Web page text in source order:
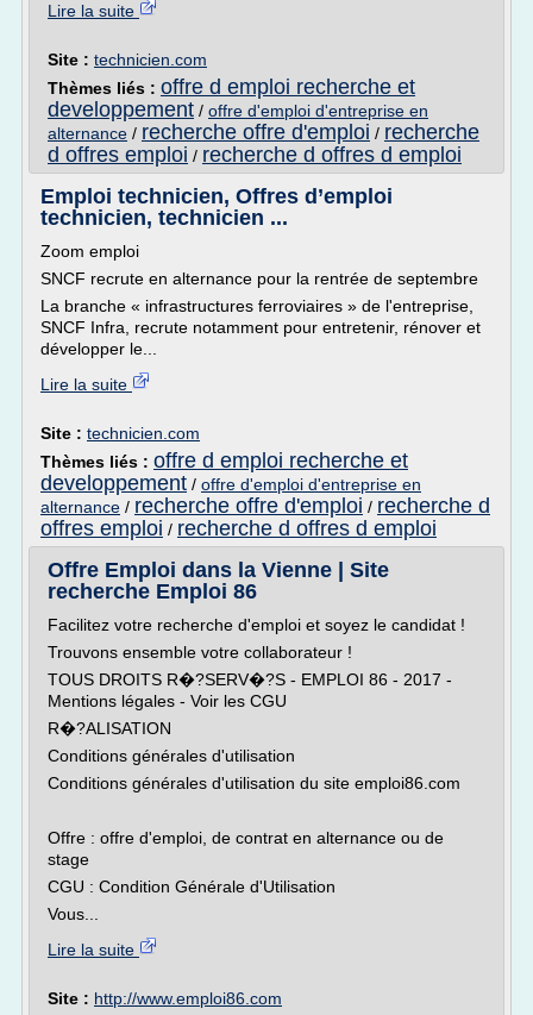
Lire la suite
Site : technicien.com
Thèmes liés : offre d emploi recherche et
developpement / offre d'emploi d'entreprise en
alternance / recherche offre d'emploi / recherche
d offres emploi / recherche d offres d emploi
Emploi technicien, Offres d’emploi
technicien, technicien ...
Zoom emploi
SNCF recrute en alternance pour la rentrée de septembre
La branche « infrastructures ferroviaires » de l'entreprise,
SNCF Infra, recrute notamment pour entretenir, rénover et
développer le...
Lire la suite
Site : technicien.com
Thèmes liés : offre d emploi recherche et
developpement / offre d'emploi d'entreprise en
alternance / recherche offre d'emploi / recherche d
offres emploi / recherche d offres d emploi
Offre Emploi dans la Vienne | Site
recherche Emploi 86
Facilitez votre recherche d'emploi et soyez le candidat !
Trouvons ensemble votre collaborateur !
TOUS DROITS R�?SERV�?S - EMPLOI 86 - 2017 -
Mentions légales - Voir les CGU
R�?ALISATION
Conditions générales d'utilisation
Conditions générales d'utilisation du site emploi86.com
Offre : offre d'emploi, de contrat en alternance ou de
stage
CGU : Condition Générale d'Utilisation
Vous...
Lire la suite
Site : http://www.emploi86.com